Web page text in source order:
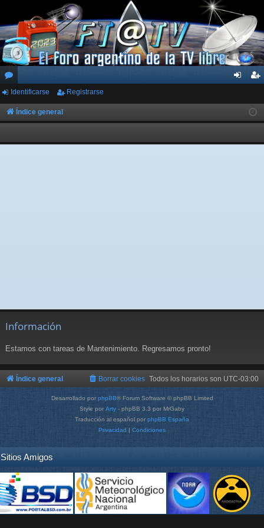
or
os
ar
ist
rs
Identificarse Registrarse
Índice general
Información
Estamos con tareas de Mantenimiento. Regresamos pronto!
Índice general Todos los horarios son UTC-03:00
Borrar cookies
Desarrollado por phpBB® Forum Software © phpBB Limited
Style por Arty - phpBB 3.3 por MrGaby
Traducción al español por phpBB España
Privacidad | Condiciones
Sitios Amigos